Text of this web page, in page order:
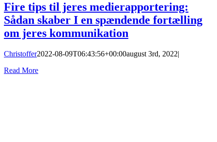
Fire tips til jeres medierapportering:
Sådan skaber I en spændende fortælling
om jeres kommunikation
Christoffer2022-08-09T06:43:56+00:00august 3rd, 2022|
Read More